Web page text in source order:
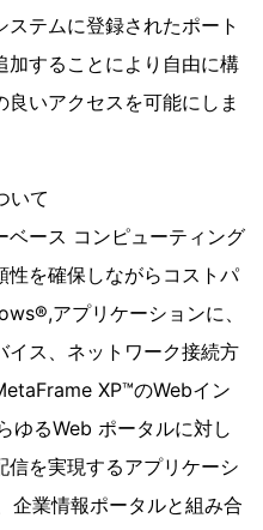
テムに登録されたポート
加することにより自由に構
いアクセスを可能にしま
いて
ース コンピューティング
性を確保しながらコストパ
アプリケーションに、
イス、ネットワーク接続方
XP™のWebイン
ゆるWeb ポータルに対し
を実現するアプリケーシ
企業情報ポータルと組み合